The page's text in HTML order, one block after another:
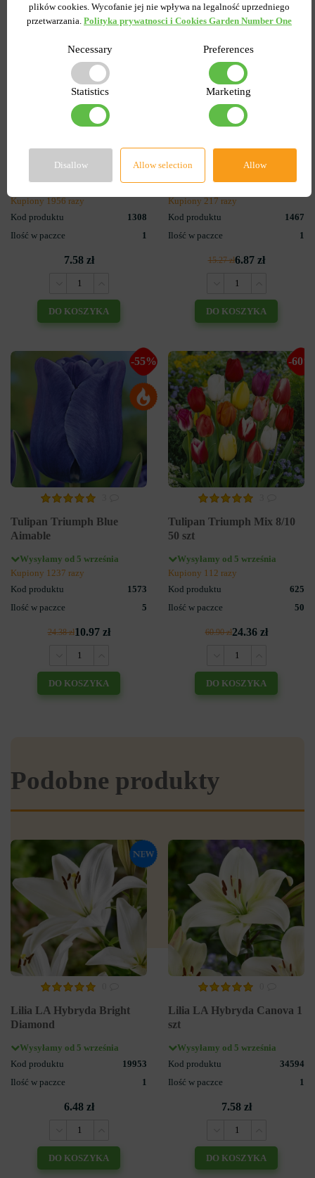
3
Lilia OT Hybryda Pretty
Kupiony 1956 razy
Kod produktu
1308
Ilość w paczce
1
7.58 zł
DO KOSZYKA
Peggy Wonder
Kupiony 217 razy
Kod produktu
1467
Ilość w paczce
1
15.27 zł6.87 zł
DO KOSZYKA
-55%
Tulipan Triumph Blue
Aimable
Wysyłamy od 5 września
Kupiony 1237 razy
Kod produktu
1573
Ilość w paczce
5
24.38 zł10.97 zł
DO KOSZYKA
-60%
Tulipan Triumph Mix 8/10
50 szt
Wysyłamy od 5 września
Kupiony 112 razy
Kod produktu
625
Ilość w paczce
50
60.90 zł24.36 zł
DO KOSZYKA
Podobne produkty
Lilia LA Hybryda Bright
Diamond
Wysyłamy od 5 września
Kod produktu
19953
Ilość w paczce
1
6.48 zł
DO KOSZYKA
Lilia LA Hybryda Canova 1
szt
Wysyłamy od 5 września
Kod produktu
34594
Ilość w paczce
1
7.58 zł
DO KOSZYKA
plików cookies. Wycofanie jej nie wpływa na legalność uprzedniego
przetwarzania. Polityka prywatnosci i Cookies Garden Number One
Necessary Preferences
Statistics Marketing
Disallow Allow selection Allow